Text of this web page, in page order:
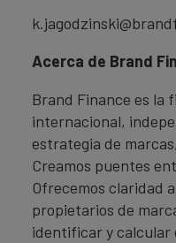
Acerca de Brand
Brand Finance es la
internacional,
estrategia de
Creamos puentes
Ofrecemos claridad
propietarios de
identificar y calcular